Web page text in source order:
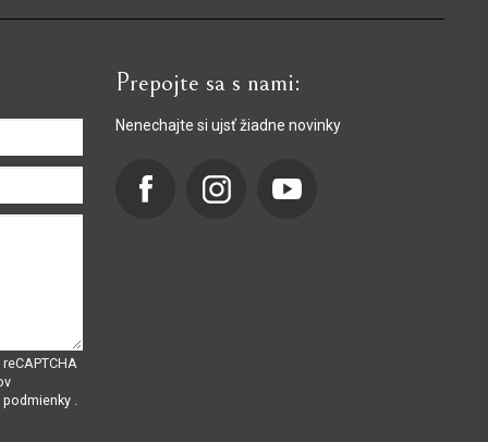
podmienky .
Prepojte sa s nami:
Nenechajte si ujsť žiadne novinky